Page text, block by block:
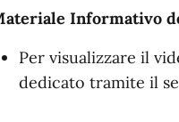
Informativo
Per visualizzare il
dedicato tramite il